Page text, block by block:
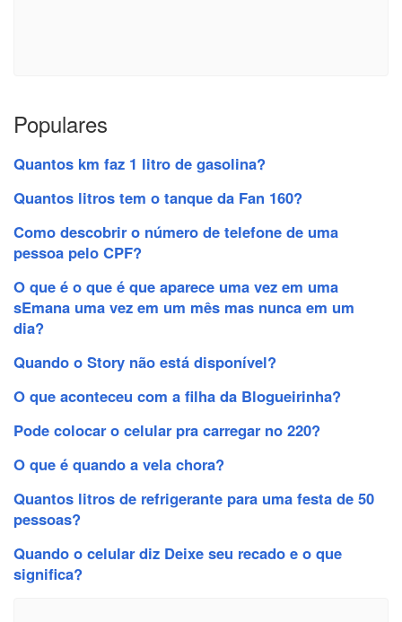
Populares
Quantos km faz 1 litro de gasolina?
Quantos litros tem o tanque da Fan 160?
Como descobrir o número de telefone de uma
pessoa pelo CPF?
O que é o que é que aparece uma vez em uma
sEmana uma vez em um mês mas nunca em um
dia?
Quando o Story não está disponível?
O que aconteceu com a filha da Blogueirinha?
Pode colocar o celular pra carregar no 220?
O que é quando a vela chora?
Quantos litros de refrigerante para uma festa de 50
pessoas?
Quando o celular diz Deixe seu recado e o que
significa?